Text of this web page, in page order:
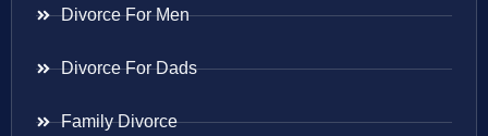
Divorce For Men
Divorce For Dads
Family Divorce